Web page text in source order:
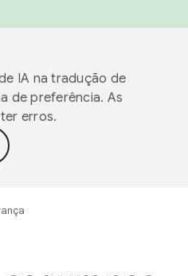
IA na tradução de
de preferência. As
erros.